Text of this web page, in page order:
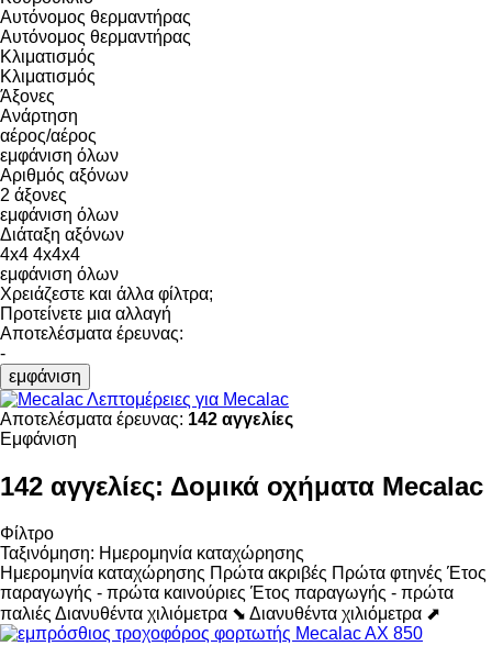
Αυτόνομος θερμαντήρας
Αυτόνομος θερμαντήρας
Κλιματισμός
Κλιματισμός
Άξονες
Ανάρτηση
αέρος/αέρος
εμφάνιση όλων
Αριθμός αξόνων
2 άξονες
εμφάνιση όλων
Διάταξη αξόνων
4x4 4x4x4
εμφάνιση όλων
Χρειάζεστε και άλλα φίλτρα;
Προτείνετε μια αλλαγή
Αποτελέσματα έρευνας:
-
εμφάνιση
Λεπτομέρειες για Mecalac
Αποτελέσματα έρευνας: 142 αγγελίες
Εμφάνιση
142 αγγελίες: Δομικά οχήματα Mecalac
Φίλτρο
Ταξινόμηση: Ημερομηνία καταχώρησης
Ημερομηνία καταχώρησης Πρώτα ακριβές Πρώτα φτηνές Έτος
παραγωγής - πρώτα καινούριες Έτος παραγωγής - πρώτα
παλιές Διανυθέντα χιλιόμετρα ⬊ Διανυθέντα χιλιόμετρα ⬈